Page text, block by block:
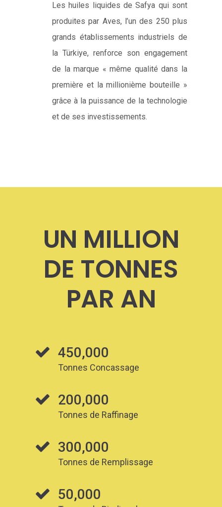
Les huiles liquides de Safya qui sont
produites par Aves, l’un des 250 plus
grands établissements industriels de
la Türkiye, renforce son engagement
de la marque « même qualité dans la
première et la millionième bouteille »
grâce à la puissance de la technologie
et de ses investissements.
UN MILLION
DE TONNES
PAR AN
450,000
Tonnes Concassage
200,000
Tonnes de Raffinage
300,000
Tonnes de Remplissage
50,000